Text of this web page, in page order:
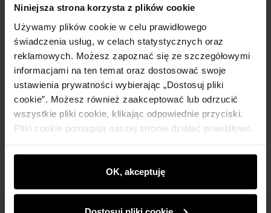
Niniejsza strona korzysta z plików cookie
Używamy plików cookie w celu prawidłowego
świadczenia usług, w celach statystycznych oraz
reklamowych. Możesz zapoznać się ze szczegółowymi
informacjami na ten temat oraz dostosować swoje
ustawienia prywatności wybierając „Dostosuj pliki
cookie”. Możesz również zaakceptować lub odrzucić
wszystkie pliki cookie, klikając odpowiednie przyciski.
Pliki cookie pomagają naszej stronie działać prawidłowo.
wyświetlać im dopasowane do ich preferencji treści,
rekomendacje oraz komunikaty reklamowe informujące o
najnowszych promocjach w e-sklepie. Informacje o tym,
OK, akceptuję
Opis produktu
Szczegóły
Skład i wymiary
Opinie